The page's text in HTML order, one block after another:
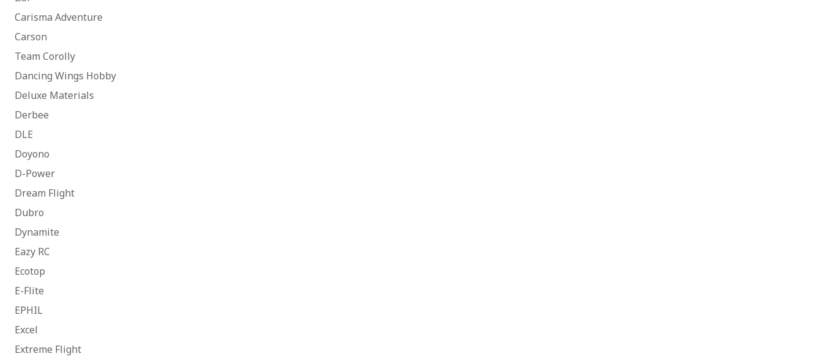
Carisma Adventure
Carson
Team Corolly
Dancing Wings Hobby
Deluxe Materials
Derbee
DLE
Doyono
D-Power
Dream Flight
Dubro
Dynamite
Eazy RC
Ecotop
E-Flite
EPHIL
Excel
Extreme Flight